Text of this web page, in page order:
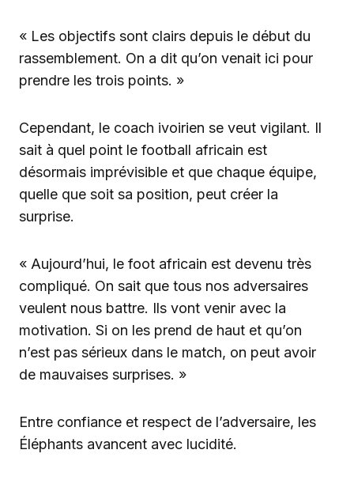
« Les objectifs sont clairs depuis le début du
rassemblement. On a dit qu’on venait ici pour
prendre les trois points. »
Cependant, le coach ivoirien se veut vigilant. Il
sait à quel point le football africain est
désormais imprévisible et que chaque équipe,
quelle que soit sa position, peut créer la
surprise.
« Aujourd’hui, le foot africain est devenu très
compliqué. On sait que tous nos adversaires
veulent nous battre. Ils vont venir avec la
motivation. Si on les prend de haut et qu’on
n’est pas sérieux dans le match, on peut avoir
de mauvaises surprises. »
Entre confiance et respect de l’adversaire, les
Éléphants avancent avec lucidité.